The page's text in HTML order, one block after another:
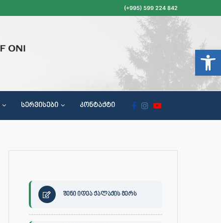
(+995) 599 224 842
ᲡᲔᲠᲕᲘᲡᲔᲑᲘ ᲙᲝᲜᲢᲐᲥᲢᲘ
შენი იდეა ქალაქის მერს